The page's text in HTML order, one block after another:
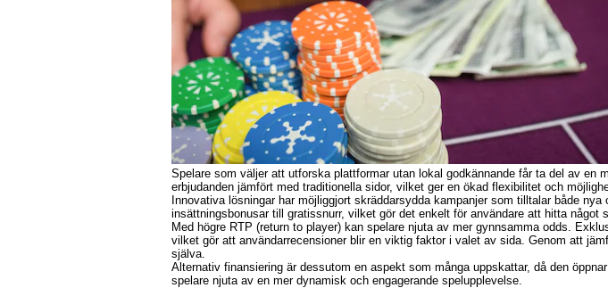
Spelare som väljer att utforska plattformar utan lokal godkännande får ta del av en
erbjudanden jämfört med traditionella sidor, vilket ger en ökad flexibilitet och
Innovativa lösningar har möjliggjort skräddarsydda kampanjer som tilltalar både
insättningsbonusar till gratissnurr, vilket gör det enkelt för användare att hitta något
Med högre RTP (return to player) kan spelare njuta av mer gynnsamma odds.
vilket gör att användarrecensioner blir en viktig faktor i valet av sida. Genom att
själva.
Alternativ finansiering är dessutom en aspekt som många uppskattar, då den
spelare njuta av en mer dynamisk och engagerande spelupplevelse.